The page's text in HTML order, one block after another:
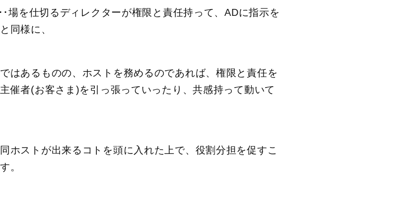
場を仕切るディレクターが権限と責任持って、ADに指示を
同様に、
はあるものの、ホストを務めるのであれば、権限と責任を
催者(お客さま)を引っ張っていったり、共感持って動いて
ホストが出来るコトを頭に入れた上で、役割分担を促すこ
。